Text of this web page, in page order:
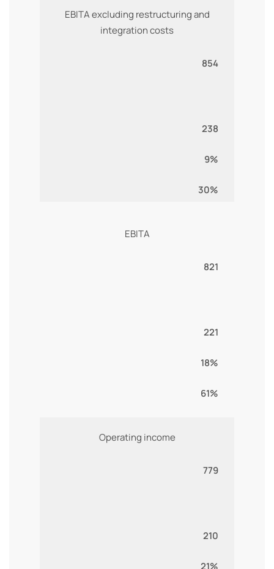
EBITA excluding restructuring and
integration costs
854
238
9%
30%
EBITA
821
221
18%
61%
Operating income
779
210
21%